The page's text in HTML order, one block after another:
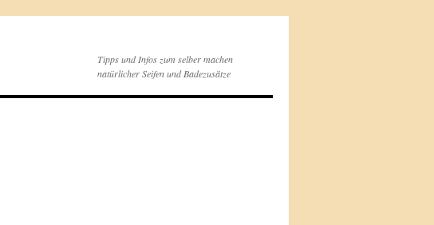
Tipps und Infos zum selber machen
natürlicher Seifen und Badezusätze